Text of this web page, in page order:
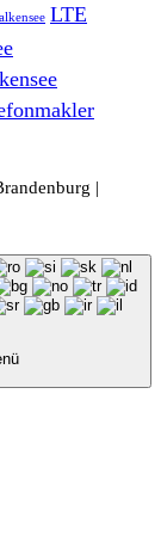
LTE
|